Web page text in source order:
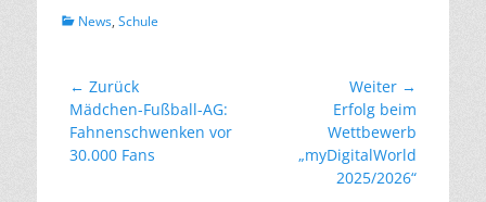
Kategorien
News, Schule
Beitragsnavigation
← Zurück
Vorheriger
Beitrag:
Mädchen-Fußball-AG:
Fahnenschwenken vor
30.000 Fans
Weiter →
Erfolg beim
Wettbewerb
„myDigitalWorld
2025/2026“